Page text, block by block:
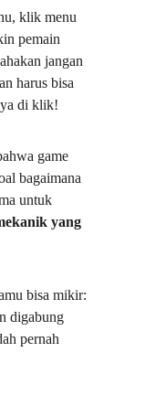
klik menu
pemain
jangan
harus bisa
di klik!
game
bagaimana
untuk
yang
bisa mikir:
digabung
pernah